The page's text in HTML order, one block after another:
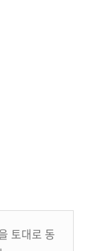
토대로 동